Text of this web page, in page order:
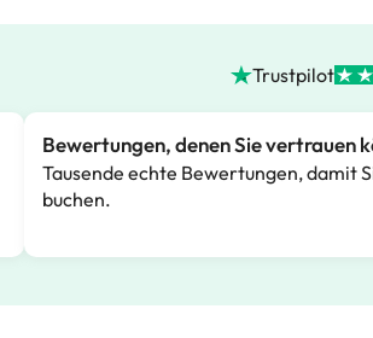
Trustpilot
Bewertungen, denen Sie vertrauen
Tausende echte Bewertungen, damit
buchen.